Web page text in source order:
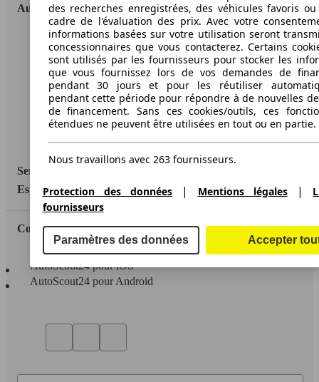
AutoScout24
A propos d'AutoScout24
Conditions d'utilisation
Informations légales
Protection des données
Service
Espace Pro
Contact
AutoScout24 pour iOS
AutoScout24 pour Android
des recherches enregistrées, des véhicules favoris
cadre de l'évaluation des prix. Avec votre
informations basées sur votre utilisation seront
concessionnaires que vous contacterez. Certains
sont utilisés par les fournisseurs pour stocker les
que vous fournissez lors de vos demandes de
pendant 30 jours et pour les réutiliser
pendant cette période pour répondre à de nouvelles
de financement. Sans ces cookies/outils, ces
étendues ne peuvent être utilisées en tout ou en partie.
Nous travaillons avec 263 fournisseurs.
Protection des données | Mentions légales|
fournisseurs
Paramètres des données Accepter